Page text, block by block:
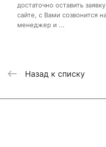
достаточно оставить
сайте, с Вами созвонится
менеджер и ...
Назад к списку